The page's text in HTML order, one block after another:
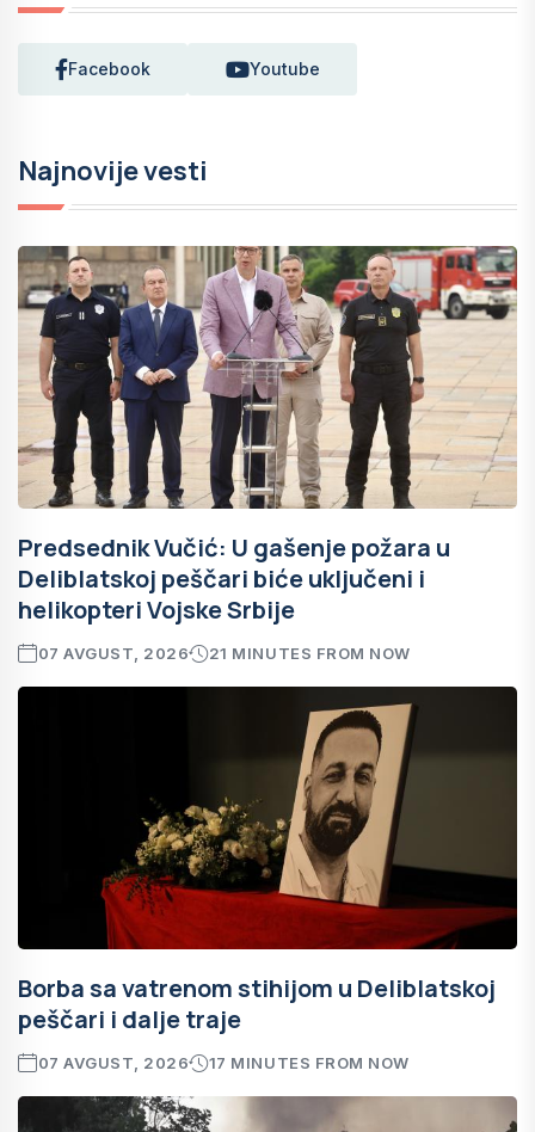
Facebook Youtube
Najnovije vesti
Predsednik Vučić: U gašenje požara u
Deliblatskoj peščari biće uključeni i
helikopteri Vojske Srbije
07 AVGUST, 2026 21 MINUTES FROM NOW
Borba sa vatrenom stihijom u Deliblatskoj
peščari i dalje traje
07 AVGUST, 2026 17 MINUTES FROM NOW